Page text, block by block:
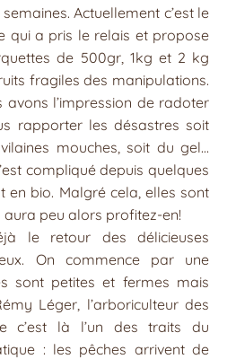
Actuellement c’est le
qui a pris le relais et propose
de 500gr, 1kg et 2 kg
fragiles des manipulations.
avons l’impression de radoter
rapporter les désastres soit
mouches, soit du gel…
compliqué depuis quelques
en bio. Malgré cela, elles sont
peu alors profitez-en!
le retour des délicieuses
On commence par une
sont petites et fermes mais
Léger, l’arboriculteur des
c’est là l’un des traits du
: les pêches arrivent de